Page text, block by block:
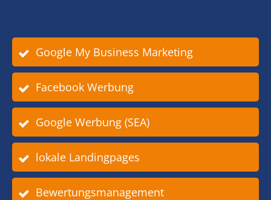
Google My Business Marketing
Facebook Werbung
Google Werbung (SEA)
lokale Landingpages
Bewertungsmanagement